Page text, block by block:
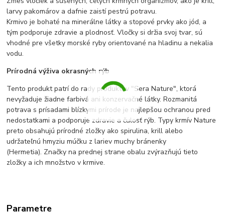
larvy pakomárov a dafnie zaistí pestrú potravu.
Krmivo je bohaté na minerálne látky a stopové prvky ako jód, a
tým podporuje zdravie a plodnosť. Vločky si držia svoj tvar, sú
vhodné pre všetky morské ryby orientované na hladinu a nekalia
vodu.
Prírodná výživa okrasných rýb
Tento produkt patrí do rady produktov "Sera Nature", ktorá
nevyžaduje žiadne farbivá ani konzervačné látky. Rozmanitá
potrava s prísadami blízkymi prírode je najlepšou ochranou pred
nedostatkami a podporuje zdravie a čulosť rýb. Typy krmív Nature
preto obsahujú prírodné zložky ako spirulina, krill alebo
udržateľnú hmyziu múčku z lariev muchy bránenky
(Hermetia). Značky na prednej strane obalu zvýrazňujú tieto
zložky a ich množstvo v krmive.
Parametre